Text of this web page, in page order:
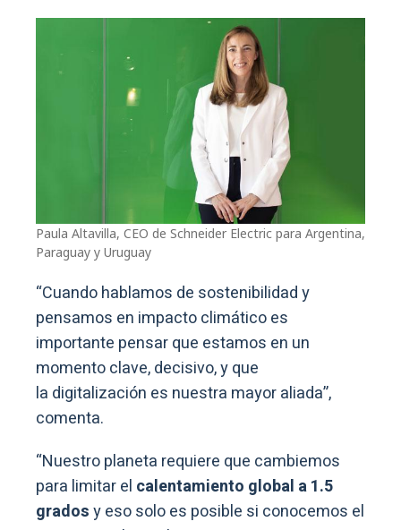
Paula Altavilla, CEO de Schneider Electric para Argentina,
Paraguay y Uruguay
“Cuando hablamos de sostenibilidad y
pensamos en impacto climático es
importante pensar que estamos en un
momento clave, decisivo, y que
la digitalización es nuestra mayor aliada”,
comenta.
“Nuestro planeta requiere que cambiemos
para limitar el calentamiento global a 1.5
gradosy eso solo es posible si conocemos el